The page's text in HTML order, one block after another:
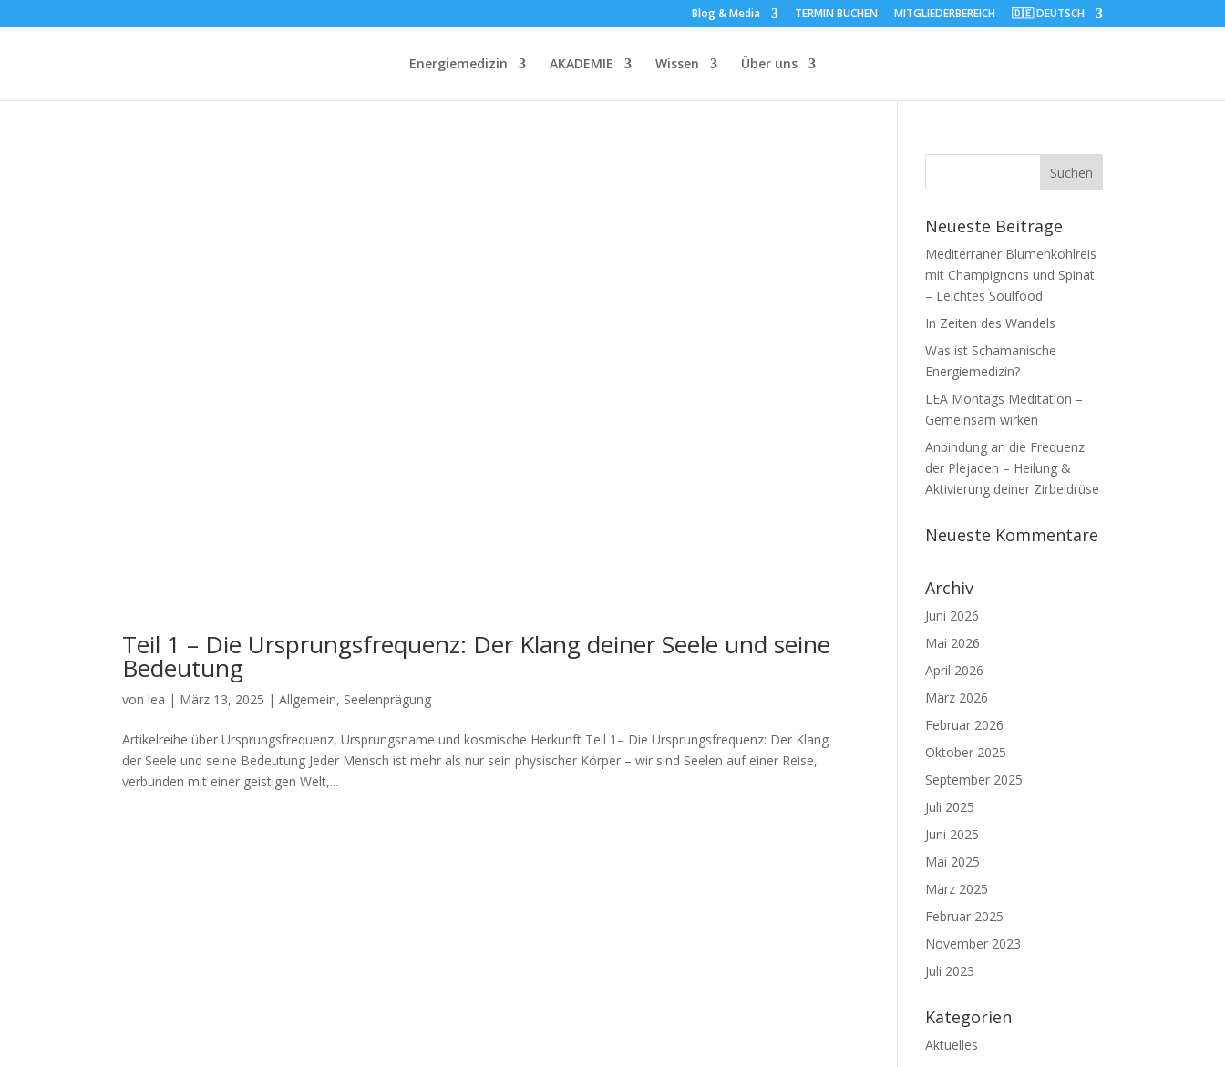
Blog & Media TERMIN BUCHEN MITGLIEDERBEREICH 🇩🇪 DEUTSCH
Energiemedizin AKADEMIE Wissen Über uns
Teil 1 – Die Ursprungsfrequenz: Der Klang deiner Seele und seine
Bedeutung
vonlea | März 13, 2025 |Allgemein, Seelenprägung
Artikelreihe über Ursprungsfrequenz, Ursprungsname und kosmische Herkunft Teil 1– Die Ursprungsfrequenz: Der Klang
der Seele und seine Bedeutung Jeder Mensch ist mehr als nur sein physischer Körper – wir sind Seelen auf einer Reise,
verbunden mit einer geistigen Welt,...
Neueste Beiträge
Mediterraner Blumenkohlreis
mit Champignons und Spinat
– Leichtes Soulfood
In Zeiten des Wandels
Was ist Schamanische
Energiemedizin?
LEA Montags Meditation –
Gemeinsam wirken
Anbindung an die Frequenz
der Plejaden – Heilung &
Aktivierung deiner Zirbeldrüse
Neueste Kommentare
Archiv
Juni 2026
Mai 2026
April 2026
März 2026
Februar 2026
Oktober 2025
September 2025
Juli 2025
Juni 2025
Mai 2025
März 2025
Februar 2025
November 2023
Juli 2023
Kategorien
Aktuelles